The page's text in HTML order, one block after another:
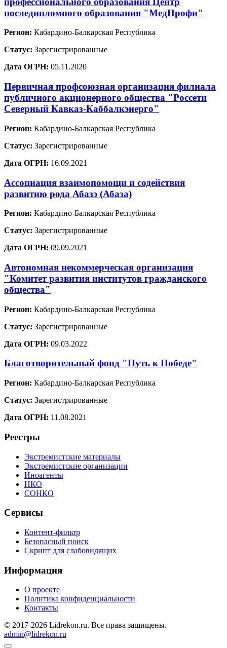
последипломного образования "МедПрофи"
Регион: Кабардино-Балкарская Республика
Статус: Зарегистрированные
Дата ОГРН: 05.11.2020
Первичная профсоюзная организация филиала
публичного акционерного общества "Россети
Северный Кавказ-Каббалкэнерго"
Регион: Кабардино-Балкарская Республика
Статус: Зарегистрированные
Дата ОГРН: 16.09.2021
Ассоциация взаимопомощи и содействия
развитию рода Абазэ (Абаза)
Регион: Кабардино-Балкарская Республика
Статус: Зарегистрированные
Дата ОГРН: 09.09.2021
Автономная некоммерческая организация
"Комитет развития институтов гражданского
общества"
Регион: Кабардино-Балкарская Республика
Статус: Зарегистрированные
Дата ОГРН: 09.03.2022
Благотворительный фонд "Путь к Победе"
Регион: Кабардино-Балкарская Республика
Статус: Зарегистрированные
Дата ОГРН: 11.08.2021
Реестры
Экстремистские материалы
Экстремистские организации
Иноагенты
НКО
СОНКО
Сервисы
Контент-фильтр
Безопасный поиск
Скрипт для слабовидящих
Информация
О проекте
Политика конфиденциальности
Контакты
© 2017-2026 Lidrekon.ru. Все права защищены.
admin@lidrekon.ru